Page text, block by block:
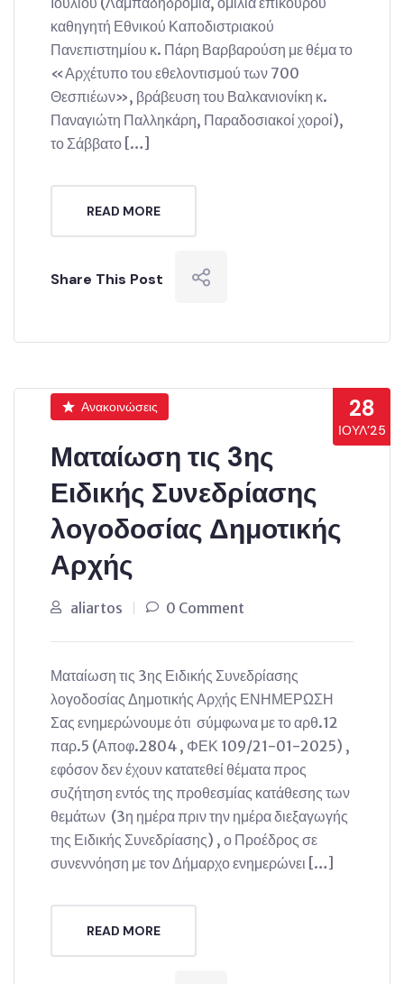
καθηγητή Εθνικού Καποδιστριακού
Πανεπιστημίου κ. Πάρη Βαρβαρούση με θέμα το
«Αρχέτυπο του εθελοντισμού των 700
Θεσπιέων», βράβευση του Βαλκανιονίκη κ.
Παναγιώτη Παλληκάρη, Παραδοσιακοί χοροί),
το Σάββατο […]
READ MORE
Share This Post
28
ΙΟΎΛ’25
Ανακοινώσεις
Ματαίωση τις 3ης
Ειδικής Συνεδρίασης
λογοδοσίας Δημοτικής
Αρχής
aliartos 0 Comment
Ματαίωση τις 3ης Ειδικής Συνεδρίασης
λογοδοσίας Δημοτικής Αρχής ΕΝΗΜΕΡΩΣΗ
Σας ενημερώνουμε ότι σύμφωνα με το αρθ.12
παρ.5 (Αποφ.2804 , ΦΕΚ 109/21-01-2025) ,
εφόσον δεν έχουν κατατεθεί θέματα προς
συζήτηση εντός της προθεσμίας κατάθεσης των
θεμάτων (3η ημέρα πριν την ημέρα διεξαγωγής
της Ειδικής Συνεδρίασης) , ο Προέδρος σε
συνεννόηση με τον Δήμαρχο ενημερώνει […]
READ MORE